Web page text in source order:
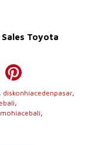
Sales Toyota
, diskonhiacedenpasar,
,
,